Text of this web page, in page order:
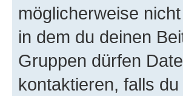
möglicherweise
in dem du deinen
Gruppen dürfen
kontaktieren, falls